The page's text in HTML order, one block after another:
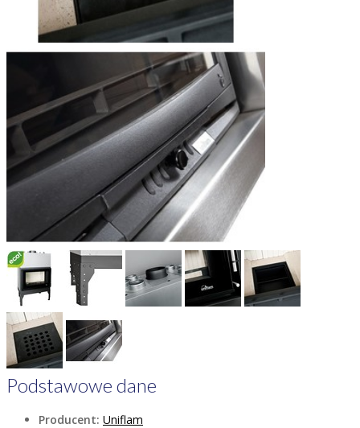
Podstawowe dane
Producent: Uniflam